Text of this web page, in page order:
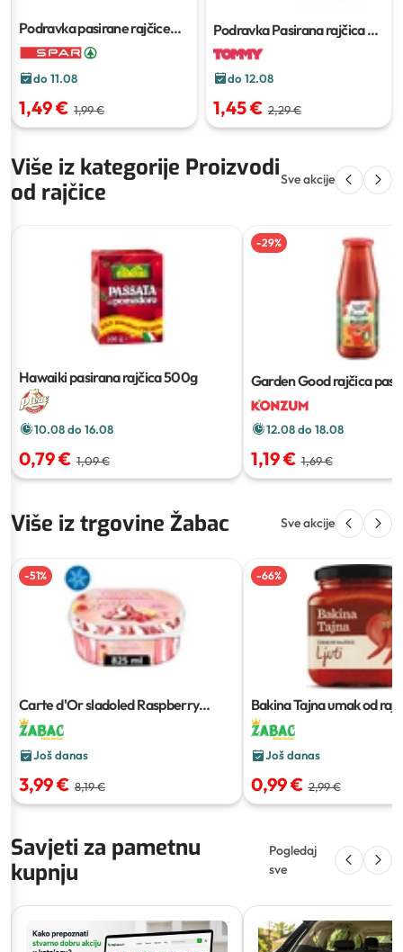
Podravka pasirane rajčice
600 g
do 11.08
1,49 € 1,99 €
Podravka Pasirana rajčica3 x
200 g
do 12.08
1,45 € 2,29 €
Više iz kategorije Proizvodi
od rajčice
Sve akcije
Hawaiki pasirana rajčica500g
10.08 do 16.08
0,79 € 1,09 €
-29%
Garden Good rajčica
12.08 do 18.08
1,19 € 1,69 €
Više iz trgovine Žabac Sve akcije
-51%
Carte d'Or sladoled Raspberry
Spritz i Pistachio Delight
Još danas
3,99 € 8,19 €
-66%
Bakina Tajna umak od
300 g
Još danas
0,99 € 2,99 €
Savjeti za pametnu
kupnju
Pogledaj
sve